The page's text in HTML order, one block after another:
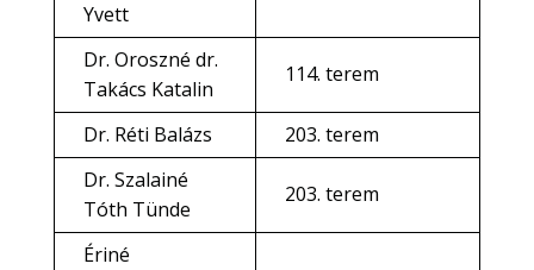
Yvett
Dr. Oroszné dr.
Takács Katalin
114. terem
Dr. Réti Balázs
203. terem
Dr. Szalainé
Tóth Tünde
203. terem
Ériné